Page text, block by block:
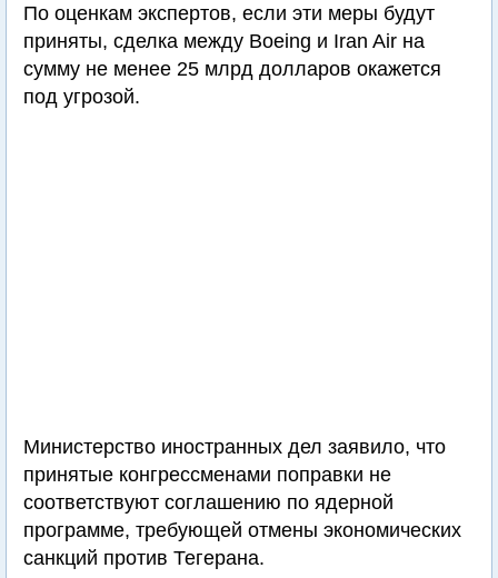
По оценкам экспертов, если эти меры будут
приняты, сделка между Boeing и Iran Air на
сумму не менее 25 млрд долларов окажется
под угрозой.
Министерство иностранных дел заявило, что
принятые конгрессменами поправки не
соответствуют соглашению по ядерной
программе, требующей отмены экономических
санкций против Тегерана.